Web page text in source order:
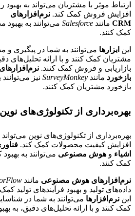
ارتباط موثر با مشتریان می‌تواند به
افزایش فروش کمک کند. نرم‌افزارهای
CRM مانند Salesforce می‌توانند به بهبود
کمک کنند.
این ابزارها می‌توانند به شما در پیگیری و
مشتریان کمک کنند و با ارائه تحلیل‌های
بازاریابی و فروش کمک کنند.
بازخورد مانند SurveyMonkey نیز
بازخورد مشتریان کمک کنند.
بهره‌برداری از تکنولوژی‌های نوین
بهره‌برداری از تکنولوژی‌های نوین می‌تواند
افزایش کیفیت محصولات کمک کند.
اشیاء و هوش مصنوعی می‌توانند به
کمک کنند.
نرم‌افزارهای هوش مصنوعی مانند
داده‌های تولید و بهبود فرآیندهای تولید
این نرم‌افزارها می‌توانند به شما در
کمک کنند و با ارائه تحلیل‌های دقیق، به